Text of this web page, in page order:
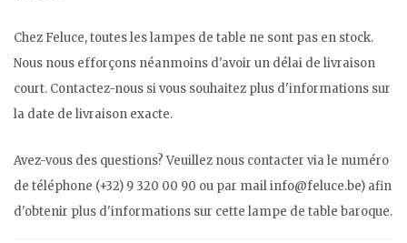
Chez Feluce, toutes les lampes de table ne sont pas en stock.
Nous nous efforçons néanmoins d'avoir un délai de livraison
court. Contactez-nous si vous souhaitez plus d'informations sur
la date de livraison exacte.
Avez-vous des questions? Veuillez nous contacter via le numéro
de téléphone (+32) 9 320 00 90 ou par mailinfo@feluce.be) afin
d'obtenir plus d'informations sur cette lampe de table baroque.